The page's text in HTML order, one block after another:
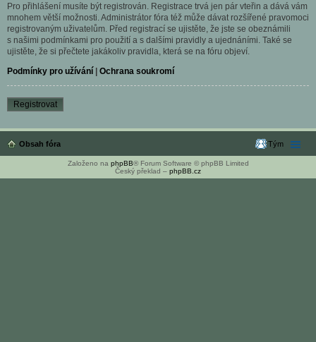
Pro přihlášení musíte být registrován. Registrace trvá jen pár vteřin a dává vám
mnohem větší možnosti. Administrátor fóra též může dávat rozšířené pravomoci
registrovaným uživatelům. Před registrací se ujistěte, že jste se obeznámili
s našimi podmínkami pro použití a s dalšími pravidly a ujednáními. Také se
ujistěte, že si přečtete jakákoliv pravidla, která se na fóru objeví.
Podmínky pro užívání | Ochrana soukromí
Registrovat
Obsah fóra Tým
Založeno na phpBB® Forum Software © phpBB Limited
Český překlad – phpBB.cz